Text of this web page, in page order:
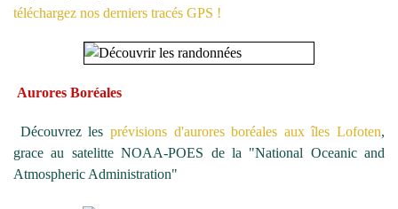
téléchargez nos derniers tracés GPS !
Aurores Boréales
Découvrez les prévisions d'aurores boréales aux îles Lofoten,
grace au satelitte NOAA-POES de la "National Oceanic and
Atmospheric Administration"